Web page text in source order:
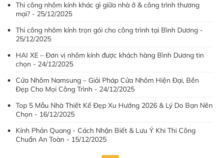
Thi công nhôm kính khác gì giữa nhà ở & công trình thương
mại? - 25/12/2025
Thi công nhôm kính trọn gói cho công trình tại Bình Dương -
25/12/2025
HAI XE – Đơn vị nhôm kính được khách hàng Bình Dương tin
chọn - 24/12/2025
Cửa Nhôm Namsung – Giải Pháp Cửa Nhôm Hiện Đại, Bền
Đẹp Cho Mọi Công Trình - 24/12/2025
Top 5 Mẫu Nhà Thiết Kế Đẹp Xu Hướng 2026 & Lý Do Bạn Nên
Chọn - 16/12/2025
Kính Phản Quang - Cách Nhận Biết & Lưu Ý Khi Thi Công
Chuẩn An Toàn - 15/12/2025